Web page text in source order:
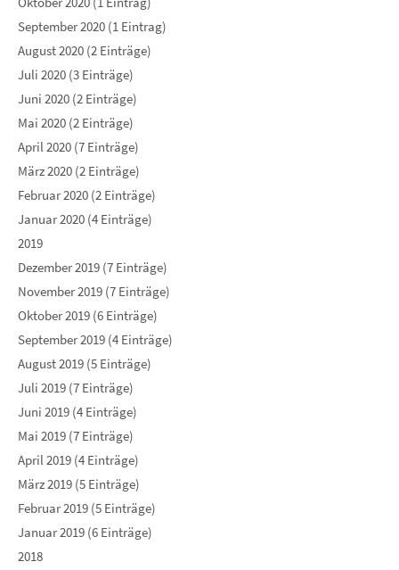
September 2020 (1 Eintrag)
August 2020 (2 Einträge)
Juli 2020 (3 Einträge)
Juni 2020 (2 Einträge)
Mai 2020 (2 Einträge)
April 2020 (7 Einträge)
März 2020 (2 Einträge)
Februar 2020 (2 Einträge)
Januar 2020 (4 Einträge)
2019
Dezember 2019 (7 Einträge)
November 2019 (7 Einträge)
Oktober 2019 (6 Einträge)
September 2019 (4 Einträge)
August 2019 (5 Einträge)
Juli 2019 (7 Einträge)
Juni 2019 (4 Einträge)
Mai 2019 (7 Einträge)
April 2019 (4 Einträge)
März 2019 (5 Einträge)
Februar 2019 (5 Einträge)
Januar 2019 (6 Einträge)
2018